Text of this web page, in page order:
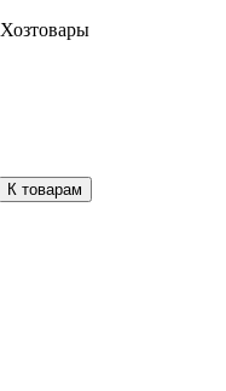
Хозтовары
К товарам